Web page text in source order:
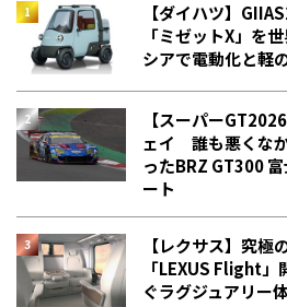
【ダイハツ】
「ミゼットX」を
シアで電動化と軽
【スーパー
ェイ 誰も悪くな
った――BRZ GT300
ート
【レクサス】究極
「LEXUS Flight
ぐラグジュアリー